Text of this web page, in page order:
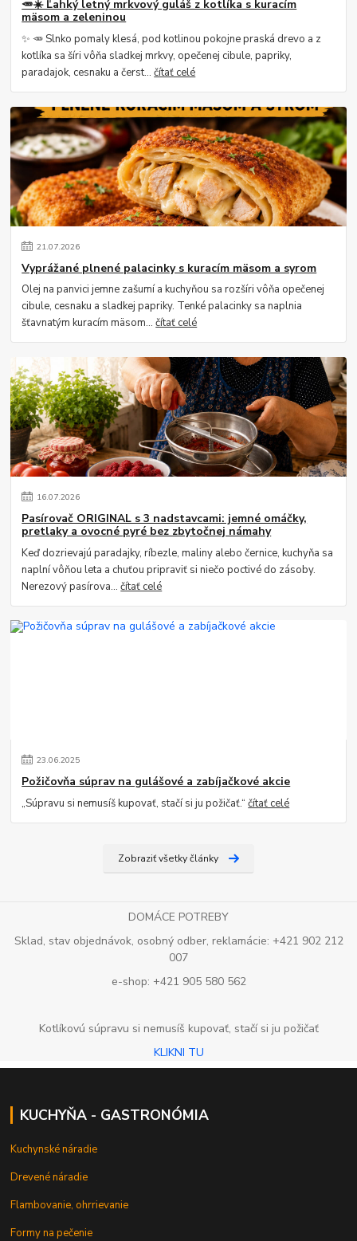
🥕☀️ Ľahký letný mrkvový guláš z kotlíka s kuracím
mäsom a zeleninou
✨ 🥕 Slnko pomaly klesá, pod kotlinou pokojne praská drevo a z
kotlíka sa šíri vôňa sladkej mrkvy, opečenej cibule, papriky,
paradajok, cesnaku a čerst...čítať celé
21.07.2026
Vyprážané plnené palacinky s kuracím mäsom a syrom
Olej na panvici jemne zašumí a kuchyňou sa rozšíri vôňa opečenej
cibule, cesnaku a sladkej papriky. Tenké palacinky sa naplnia
šťavnatým kuracím mäsom...čítať celé
16.07.2026
Pasírovač ORIGINAL s 3 nadstavcami: jemné omáčky,
pretlaky a ovocné pyré bez zbytočnej námahy
Keď dozrievajú paradajky, ríbezle, maliny alebo černice, kuchyňa sa
naplní vôňou leta a chuťou pripraviť si niečo poctivé do zásoby.
Nerezový pasírova...čítať celé
23.06.2025
Požičovňa súprav na gulášové a zabíjačkové akcie
„Súpravu si nemusíš kupovať, stačí si ju požičať.“čítať celé
Zobraziť všetky články
DOMÁCE POTREBY
Sklad, stav objednávok, osobný odber, reklamácie: +421 902 212
007
e-shop: +421 905 580 562
Kotlíkovú súpravu si nemusíš kupovať, stačí si ju požičať
KLIKNI TU
KUCHYŇA - GASTRONÓMIA
Kuchynské náradie
Drevené náradie
Flambovanie, ohrrievanie
Formy na pečenie